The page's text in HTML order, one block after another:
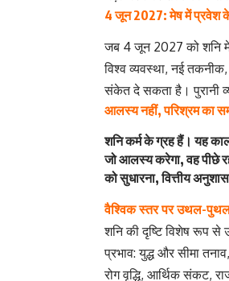
4 जून 2027: मेष में प्रवेश
जब 4 जून 2027 को शनि
विश्व व्यवस्था, नई
संकेत दे सकता है। पुरानी
आलस्य नहीं, परिश्रम का
शनि कर्म के ग्रह हैं। यह
जो आलस्य करेगा, वह पीछे
को सुधारना, वित्तीय
वैश्विक स्तर पर उथल-
शनि की दृष्टि विशेष रूप से
प्रभाव: युद्ध और सीमा
रोग वृद्धि, आर्थिक संकट,